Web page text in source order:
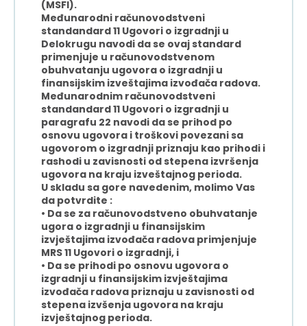
(MSFI).
Međunarodni računovodstveni
standandard 11 Ugovori o izgradnji u
Delokrugu navodi da se ovaj standard
primenjuje u računovodstvenom
obuhvatanju ugovora o izgradnji u
finansijskim izveštajima izvođača radova.
Međunarodnim računovodstveni
standandard 11 Ugovori o izgradnji u
paragrafu 22 navodi da se prihod po
osnovu ugovora i troškovi povezani sa
ugovorom o izgradnji priznaju kao prihodi i
rashodi u zavisnosti od stepena izvršenja
ugovora na kraju izveštajnog perioda.
U skladu sa gore navedenim, molimo Vas
da potvrdite :
• Da se za računovodstveno obuhvatanje
ugora o izgradnji u finansijskim
izvještajima izvođača radova primjenjuje
MRS 11 Ugovori o izgradnji, i
• Da se prihodi po osnovu ugovora o
izgradnji u finansijskim izvještajima
izvođača radova priznaju u zavisnosti od
stepena izvšenja ugovora na kraju
izvještajnog perioda.